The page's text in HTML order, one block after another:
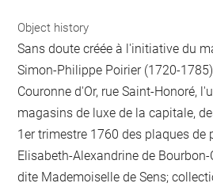
Object history
Sans doute créée à l'initiative du
Simon-Philippe Poirier (1720-
Couronne d'Or, rue Saint-Honoré,
magasins de luxe de la capitale,
1er trimestre 1760 des plaques de
Elisabeth-Alexandrine de
dite Mademoiselle de Sens;